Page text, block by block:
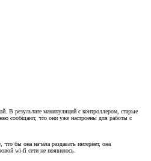
В результате манипуляций с контроллером, старые
сообщают, что они уже настроены для работы с
бы она начала раздавать интернет, она
wi-fi сети не появилось.